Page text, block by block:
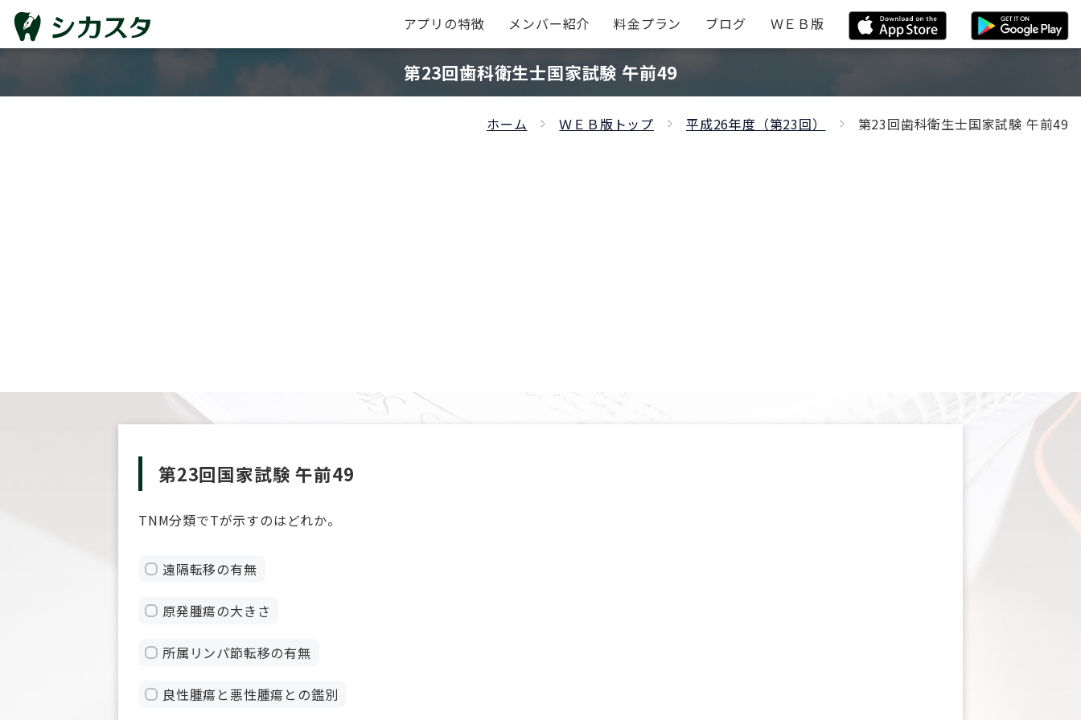
アプリの特徴 メンバー紹介 料金プラン ブログ ＷＥＢ版
第23回歯科衛生士国家試験 午前49
ホーム ＷＥＢ版トップ 平成26年度（第23回） 第23回歯科衛生士国家試験 午前49
第23回国家試験 午前49
TNM分類でTが示すのはどれか。
遠隔転移の有無
原発腫瘍の大きさ
所属リンパ節転移の有無
良性腫瘍と悪性腫瘍との鑑別